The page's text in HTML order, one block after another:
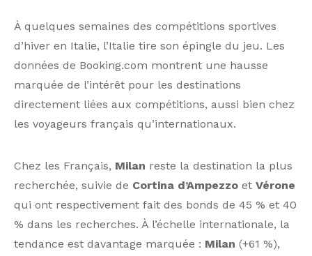
À quelques semaines des compétitions sportives
d’hiver en Italie, l’Italie tire son épingle du jeu. Les
données de Booking.com montrent une hausse
marquée de l’intérêt pour les destinations
directement liées aux compétitions, aussi bien chez
les voyageurs français qu’internationaux.
Chez les Français, Milan reste la destination la plus
recherchée, suivie de Cortina d’Ampezzo et Vérone
qui ont respectivement fait des bonds de 45 % et 40
% dans les recherches. À l’échelle internationale, la
tendance est davantage marquée : Milan (+61 %),